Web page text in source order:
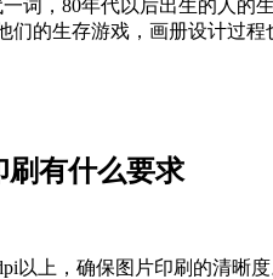
，80年代以后出生的人的
的生存游戏，画册设计过程
刷有什么要求
上，确保图片印刷的清晰度